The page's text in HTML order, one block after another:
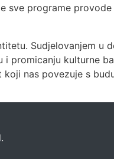
sve programe
Sudjelovanjem u
promicanju kulturne
nas povezuje s